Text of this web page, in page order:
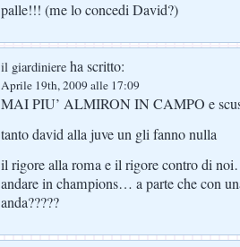
palle!!! (me lo concedi David?)
il giardiniere ha scritto:
Aprile 19th, 2009 alle 17:09
MAI PIU’ ALMIRON IN CAMPO e
tanto david alla juve un gli fanno nulla
il rigore alla roma e il rigore contro di
andare in champions… a parte che con
anda?????